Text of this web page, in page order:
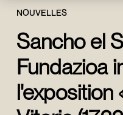
NOUVELLES
Sancho el
Fundazioa
l'exposition